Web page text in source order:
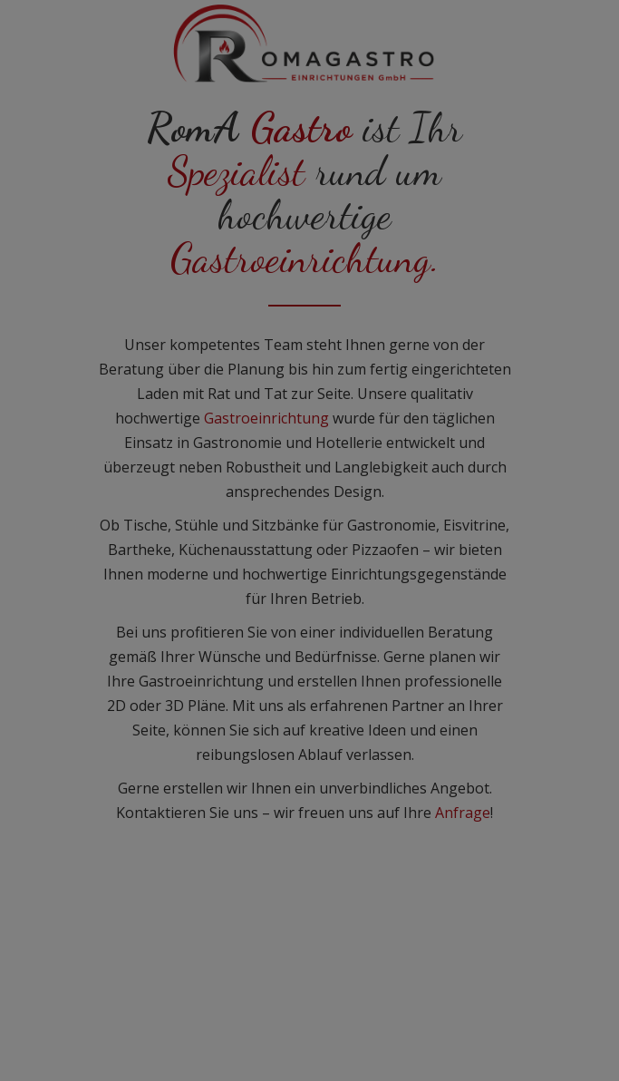
RomA Gastro ist Ihr
Spezialistrund um
hochwertige
Gastroeinrichtung.
Unser kompetentes Team steht Ihnen gerne von der
Beratung über die Planung bis hin zum fertig eingerichteten
Laden mit Rat und Tat zur Seite. Unsere qualitativ
hochwertige Gastroeinrichtung wurde für den täglichen
Einsatz in Gastronomie und Hotellerie entwickelt und
überzeugt neben Robustheit und Langlebigkeit auch durch
ansprechendes Design.
Ob Tische, Stühle und Sitzbänke für Gastronomie, Eisvitrine,
Bartheke, Küchenausstattung oder Pizzaofen – wir bieten
Ihnen moderne und hochwertige Einrichtungsgegenstände
für Ihren Betrieb.
Bei uns profitieren Sie von einer individuellen Beratung
gemäß Ihrer Wünsche und Bedürfnisse. Gerne planen wir
Ihre Gastroeinrichtung und erstellen Ihnen professionelle
2D oder 3D Pläne. Mit uns als erfahrenen Partner an Ihrer
Seite, können Sie sich auf kreative Ideen und einen
reibungslosen Ablauf verlassen.
​Gerne erstellen wir Ihnen ein unverbindliches Angebot.
Kontaktieren Sie uns – wir freuen uns auf Ihre Anfrage!